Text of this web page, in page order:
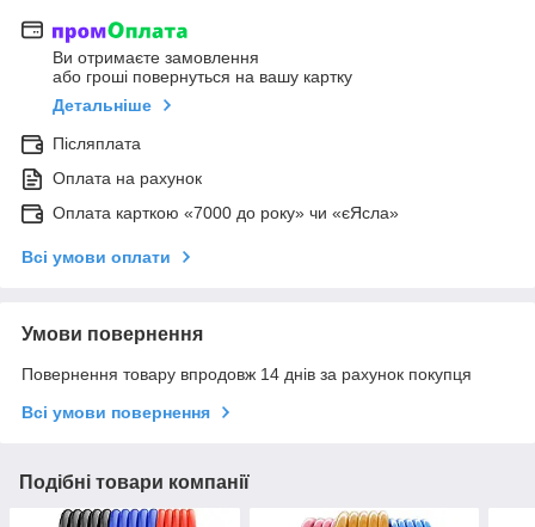
Ви отримаєте замовлення
або гроші повернуться на вашу картку
Детальніше
Післяплата
Оплата на рахунок
Оплата карткою «7000 до року» чи «єЯсла»
Всі умови оплати
Умови повернення
Повернення товару впродовж 14 днів за рахунок покупця
Всі умови повернення
Подібні товари компанії